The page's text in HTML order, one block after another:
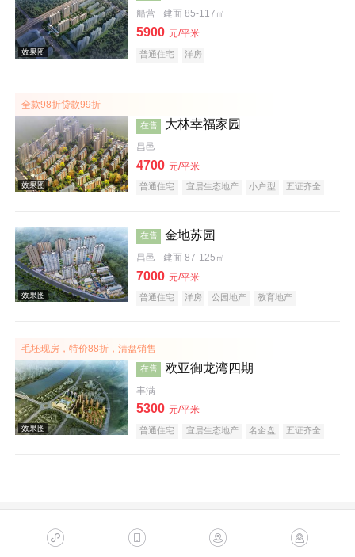
效果图
效果图
效果图
船营 建面 85-117㎡
5900 元/平米
普通住宅 洋房
全款98折贷款99折
在售 大林幸福家园
昌邑
4700 元/平米
普通住宅 宜居生态地产 小户型 五证齐全
在售 金地苏园
昌邑 建面 87-125㎡
7000 元/平米
普通住宅 洋房 公园地产
教育地产
毛坯现房，特价88折，清盘销售
在售 欧亚御龙湾四期
丰满
5300 元/平米
普通住宅 宜居生态地产 名企盘 五证齐全